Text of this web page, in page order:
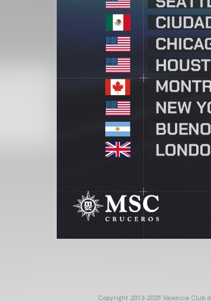
Copyright 2013-2025 Valencia Club